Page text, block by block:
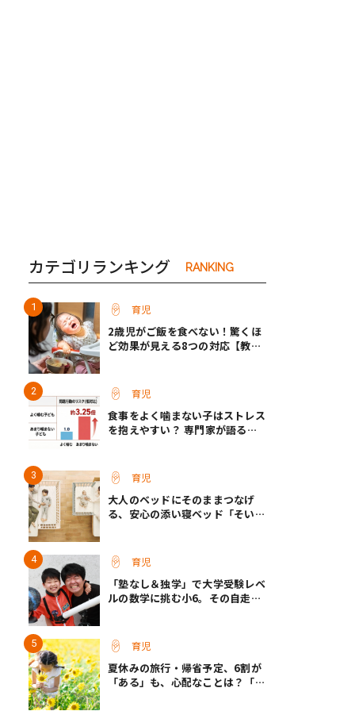
夫婦
カテゴリランキング RANKING
育児
2歳児がご飯を食べない！驚くほ
ど効果が見える8つの対応【教え
育児
食事をよく噛まない子はストレス
を抱えやすい？ 専門家が語る、
育児
大人のベッドにそのままつなげ
る、安心の添い寝ベッド「そいね
育児
「塾なし＆独学」で大学受験レベ
ルの数学に挑む小6。その自走力
育児
夏休みの旅行・帰省予定、6割が
「ある」も、心配なことは？「宿